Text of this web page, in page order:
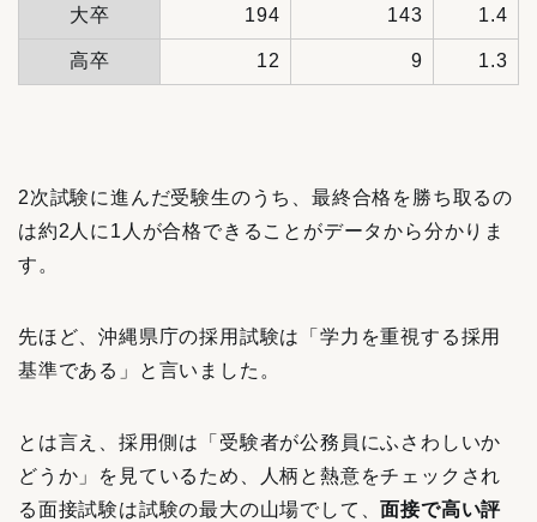
大卒 194 143 1.4
高卒 12 9 1.3
2次試験に進んだ受験生のうち、最終合格を勝ち取るの
は約2人に1人が合格できることがデータから分かりま
す。
先ほど、沖縄県庁の採用試験は「学力を重視する採用
基準である」と言いました。
とは言え、採用側は「受験者が公務員にふさわしいか
どうか」を見ているため、人柄と熱意をチェックされ
る面接試験は試験の最大の山場でして、面接で高い評